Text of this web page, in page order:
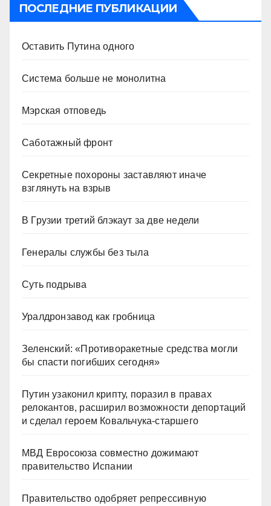
ПОСЛЕДНИЕ ПУБЛИКАЦИИ
Оставить Путина одного
Система больше не монолитна
Мэрская отповедь
Саботажный фронт
Секретные похороны заставляют иначе
взглянуть на взрыв
В Грузии третий блэкаут за две недели
Генералы службы без тыла
Суть подрыва
Уралдронзавод как гробница
Зеленский: «Противоракетные средства могли
бы спасти погибших сегодня»
Путин узаконил крипту, поразил в правах
релокантов, расширил возможности депортаций
и сделал героем Ковальчука-старшего
МВД Евросоюза совместно дожимают
правительство Испании
Правительство одобряет репрессивную